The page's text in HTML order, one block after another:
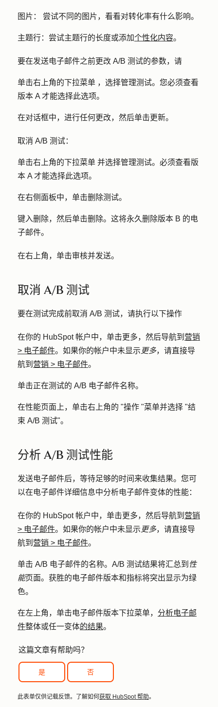
图片： 尝试不同的图片，看看对转化率有什么影响。
主题行： 尝试主题行的长度或添加个性化内容。
要在发送电子邮件之前更改 A/B 测试的参数，请
单击右上角的下拉菜单 ，选择管理测试。您必须查看
版本 A 才能选择此选项。
在对话框中，进行任何更改，然后单击更新。
取消 A/B 测试：
单击右上角的下拉菜单 并选择管理测试。必须查看版
本 A 才能选择此选项。
在右侧面板中，单击删除测试。
键入删除，然后单击删除。这将永久删除版本 B 的电
子邮件。
在右上角，单击审核并发送。
取消 A/B 测试
要在测试完成前取消 A/B 测试，请执行以下操作
在你的 HubSpot 帐户中，单击更多，然后导航到 营销
> 电子邮件。如果你的帐户中未显示 更多，请直接导
航到 营销 > 电子邮件。
单击正在测试的 A/B 电子邮件名称。
在性能页面上，单击右上角的 "操作 "菜单并选择 "结
束 A/B 测试"。
分析 A/B 测试性能
发送电子邮件后，等待足够的时间来收集结果。您可
以在电子邮件详细信息中分析电子邮件变体的性能：
在你的 HubSpot 帐户中，单击更多，然后导航到 营销
> 电子邮件。如果你的帐户中未显示 更多，请直接导
航到 营销 > 电子邮件。
单击 A/B 电子邮件的名称。A/B 测试结果将汇总到 性
能页面。获胜的电子邮件版本和指标将突出显示为绿
色。
在左上角，单击电子邮件版本下拉菜单， 分析电子邮
件整体或任一变体的结果。
这篇文章有帮助吗？
是 否
此表单仅供记载反馈。了解如何 获取 HubSpot 帮助。